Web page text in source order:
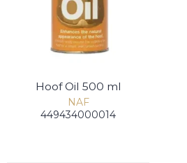
Hoof Oil 500 ml
NAF
449434000014